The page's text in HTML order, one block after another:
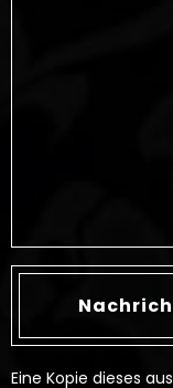
Eine Kopie dieses